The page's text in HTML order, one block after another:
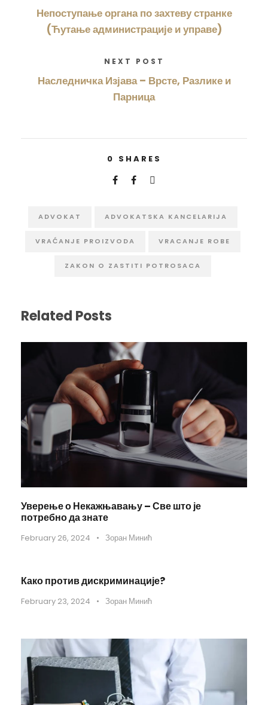
Непоступање органа по захтеву странке
(Ћутање администрације и управе)
NEXT POST
Наследничка Изјава – Врсте, Разлике и
Парница
0 SHARES
ADVOKAT ADVOKATSKA KANCELARIJA
VRAĆANJE PROIZVODA VRACANJE ROBE
ZAKON O ZASTITI POTROSACA
Related Posts
Уверење о Некажњавању – Све што је
потребно да знате
February 26, 2024 • Зоран Минић
Како против дискриминације?
February 23, 2024 • Зоран Минић